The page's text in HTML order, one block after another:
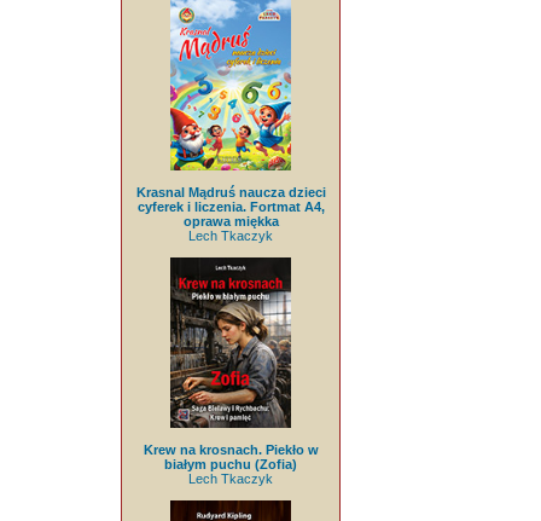
Krasnal Mądruś naucza dzieci
cyferek i liczenia. Fortmat A4,
oprawa miękka
Lech Tkaczyk
Krew na krosnach. Piekło w
białym puchu (Zofia)
Lech Tkaczyk